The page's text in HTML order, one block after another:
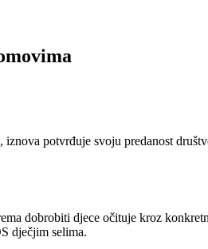
potvrđuje svoju predanost
dobrobiti djece očituje kroz
dječjim selima.